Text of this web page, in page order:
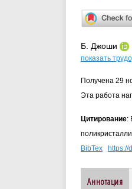
Б. Джоши
показать
Получена 29
Эта работа
Цитирование:
BibTex
https://
Аннотация